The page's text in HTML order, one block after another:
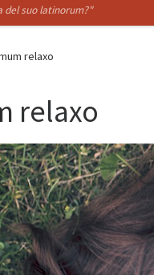
del suo latinorum?"
relaxo
relaxo